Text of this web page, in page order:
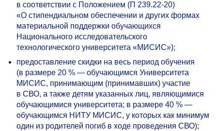
в соответствии с Положением (П 239.22-20)
«О стипендиальном обеспечении и других формах
материальной поддержки обучающихся
Национального исследовательского
технологического университета «МИСИС»);
предоставление скидки на весь период обучения
(в размере 20 % — обучающимся Университета
МИСИС, принимающим (принимавших) участие
в СВО, а также детям указанных лиц, являющимися
обучающимися университета; в размере 40 % —
обучающимся НИТУ МИСИС, у которых как минимум
один из родителей погиб в ходе проведения СВО);